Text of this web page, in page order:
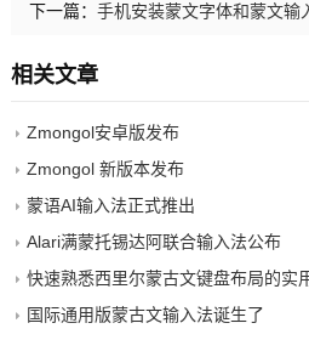
下一篇： 手机安装蒙文字体和蒙文输
相关文章
Zmongol安卓版发布
Zmongol 新版本发布
蒙语AI输入法正式推出
Alari满蒙托锡达阿联合输入法公布
快速熟悉西里尔蒙古文键盘布局的实
国际通用版蒙古文输入法诞生了